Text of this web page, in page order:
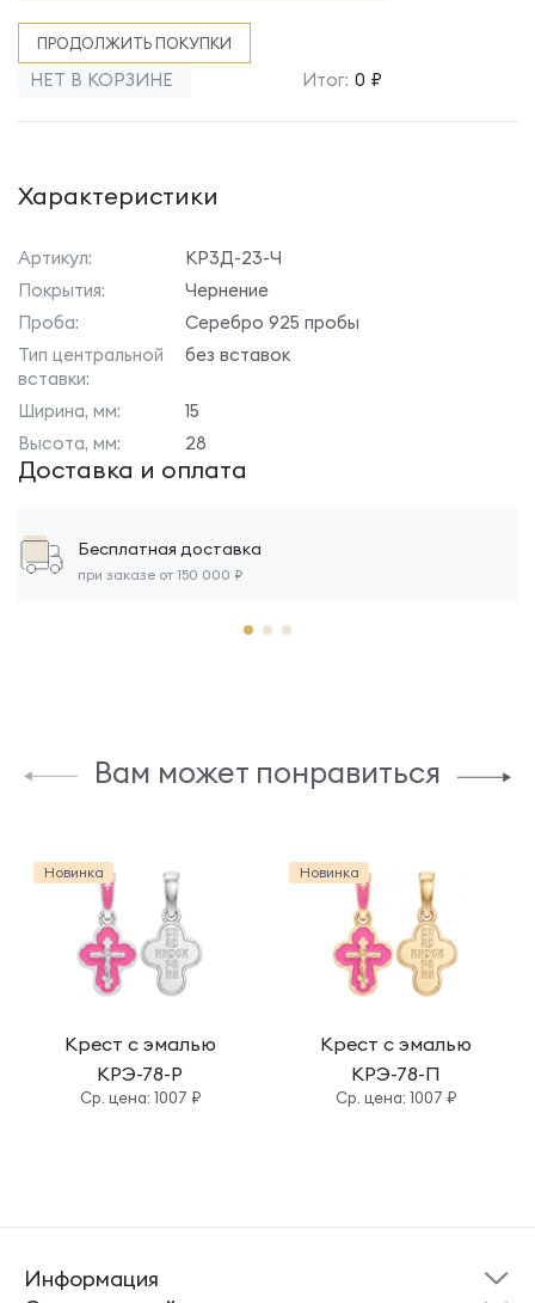
ПРОДОЛЖИТЬ ПОКУПКИ
НЕТ В КОРЗИНЕ Итог: 0 ₽
Характеристики
Артикул:
КР3Д-23-Ч
Покрытия:
Чернение
Проба:
Серебро 925 пробы
Тип центральной
вставки:
без вставок
Ширина, мм:
15
Высота, мм:
28
Доставка и оплата
Бесплатная доставка
при заказе от 150 000 ₽
Вам может понравиться
Новинка
Крест с эмалью
КРЭ-78-Р
Cр. цена: 1007 ₽
Новинка
Крест с эмалью
КРЭ-78-П
Cр. цена: 1007 ₽
Информация
Склад готовой